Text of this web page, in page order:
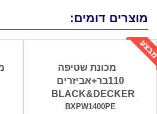
מוצרים דומים:
מכונת שטיפה
110בר+אביזרים
BLACK&DECKER
BXPW1400PE